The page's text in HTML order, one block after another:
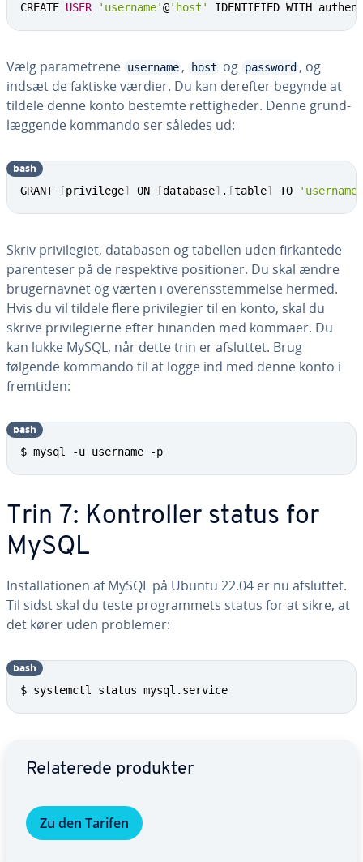
CREATE USER 'username'@'host' IDENTIFIED WITH
Vælg pa­ra­me­tre­ne username , host og password , og
indsæt de faktiske værdier. Du kan derefter begynde at
tildele denne konto bestemte ret­tig­he­der. Denne grund­
læg­gen­de kommando ser således ud:
GRANT [privilege] ON [database] . [table] TO 'username'
bash
Skriv pri­vil­e­gi­et, databasen og tabellen uden fir­kan­te­de
pa­ren­te­ser på de respek­ti­ve po­si­tio­ner. Du skal ændre
bru­ger­nav­net og værten i over­ens­stem­mel­se hermed.
Hvis du vil tildele flere pri­vil­e­gi­er til en konto, skal du
skrive pri­vil­e­gi­er­ne efter hinanden med kommaer. Du
kan lukke MySQL, når dette trin er afsluttet. Brug
følgende kommando til at logge ind med denne konto i
fremtiden:
$ mysql -u username -p
bash
Trin 7: Kon­trol­ler status for
MySQL
In­stal­la­tio­nen af MySQL på Ubuntu 22.04 er nu afsluttet.
Til sidst skal du teste pro­gram­mets status for at sikre, at
det kører uden problemer:
$ systemctl status mysql.service
bash
Re­la­te­re­de produkter
Zu den Tarifen